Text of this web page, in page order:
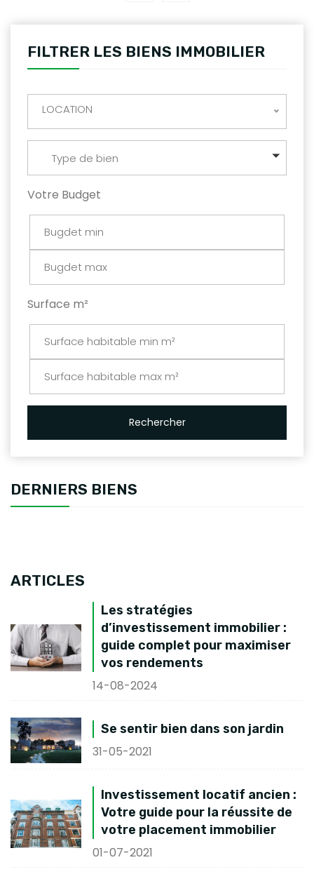
FILTRER LES BIENS IMMOBILIER
LOCATION
Type de bien
Votre Budget
Surface m²
Rechercher
DERNIERS BIENS
ARTICLES
Les stratégies
d’investissement immobilier :
guide complet pour maximiser
vos rendements
14-08-2024
Se sentir bien dans son jardin
31-05-2021
Investissement locatif ancien :
Votre guide pour la réussite de
votre placement immobilier
01-07-2021